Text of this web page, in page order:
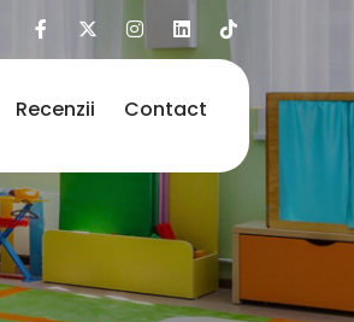
Recenzii Contact